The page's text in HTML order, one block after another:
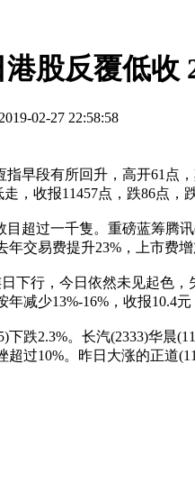
股反覆低收
2019-02-27 22:58:58
段有所回升，高开61点，
，收报11457点，跌86点，
过一千隻。重磅蓝筹腾讯
交易费提升23%，上市费
行，今日依然未见起色，
减少13%-16%，收报10.4元
2.3%。长汽(2333)华晨
过10%。昨日大涨的正道